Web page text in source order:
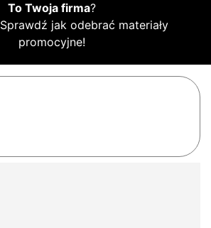
To Twoja firma?
Sprawdź jak odebrać materiały
promocyjne!